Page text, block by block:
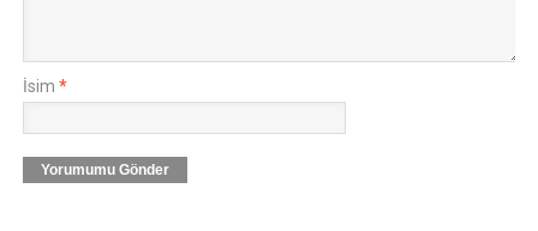
İsim *
Yorumumu Gönder